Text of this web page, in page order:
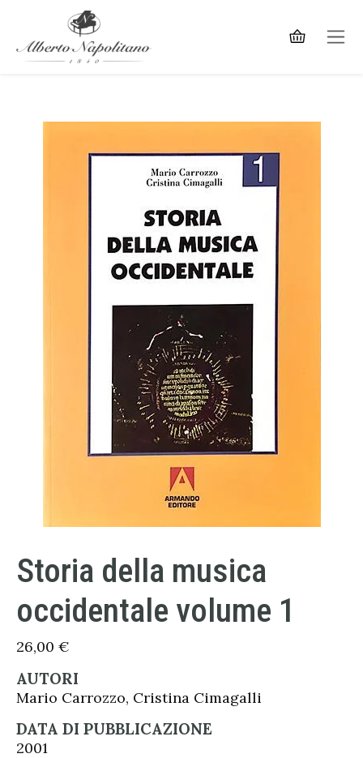
Storia della musica
occidentale volume 1
26,00 €
AUTORI
Mario Carrozzo, Cristina Cimagalli
DATA DI PUBBLICAZIONE
2001